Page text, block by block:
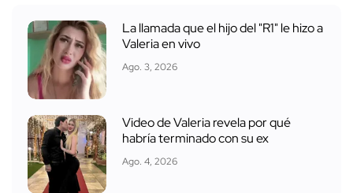
La llamada que el hijo del "R1" le hizo a
Valeria en vivo
Ago. 3, 2026
Video de Valeria revela por qué
habría terminado con su ex
Ago. 4, 2026